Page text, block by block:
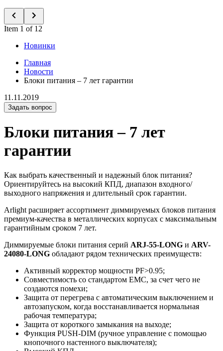
Item 1 of 12
Новинки
Главная
Новости
Блоки питания – 7 лет гарантии
11.11.2019
Задать вопрос
Блоки питания – 7 лет
гарантии
Как выбрать качественный и надежный блок питания?
Ориентируйтесь на высокий КПД, диапазон входного/
выходного напряжения и длительный срок гарантии.
Arlight расширяет ассортимент диммируемых блоков питания
премиум-качества в металлических корпусах с максимальным
гарантийным сроком 7 лет.
Диммируемые блоки питания серий ARJ-55-LONG и ARV-
24080-LONG обладают рядом технических преимуществ:
Активный корректор мощности PF>0.95;
Совместимость со стандартом ЕМС, за счет чего не
создаются помехи;
Защита от перегрева с автоматическим выключением и
автозапуском, когда восстанавливается нормальная
рабочая температура;
Защита от короткого замыкания на выходе;
Функция PUSH-DIM (ручное управление с помощью
кнопочного настенного выключателя);